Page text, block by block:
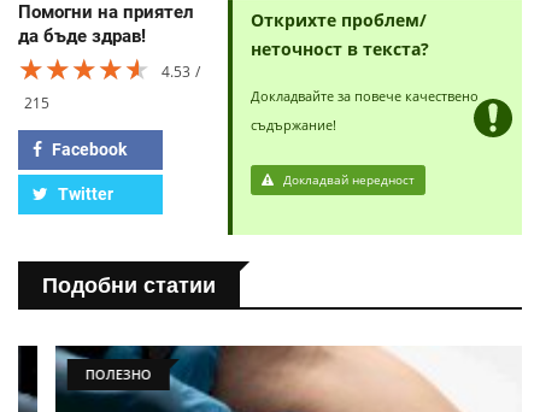
Помогни на приятел
да бъде здрав!
★★★★★
★★★★★
★★★★★
4.53
215
Facebook
Twitter
Открихте проблем/
неточност в текста?
Докладвайте за повече качествено
съдържание!
Докладвай нередност
Подобни статии
ПОЛЕЗНО